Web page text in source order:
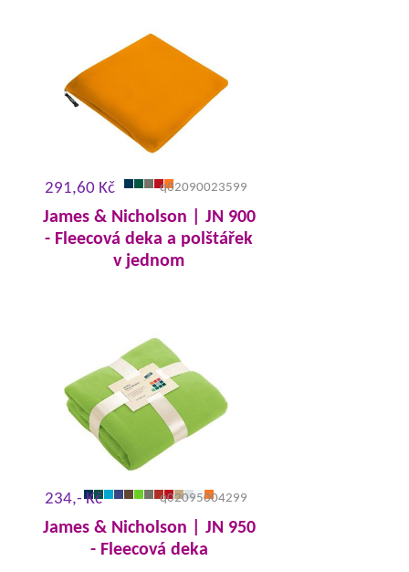
291,60 Kč q02090023599
James & Nicholson | JN 900
- Fleecová deka a polštářek
v jednom
234,- Kč q02095004299
James & Nicholson | JN 950
- Fleecová deka